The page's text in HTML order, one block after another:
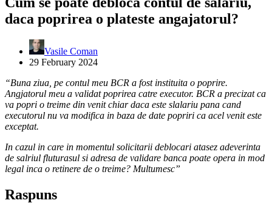
daca poprirea o plateste angajatorul?
Vasile Coman
29 February 2024
“Buna ziua, pe contul meu BCR a fost instituita o poprire.
Angjatorul meu a validat poprirea catre executor. BCR a precizat ca
va popri o treime din venit chiar daca este slalariu pana cand
executorul nu va modifica in baza de date popriri ca acel venit este
exceptat.
In cazul in care in momentul solicitarii deblocari atasez adeverinta
de salriul fluturasul si adresa de validare banca poate opera in mod
legal inca o retinere de o treime? Multumesc”
Raspuns